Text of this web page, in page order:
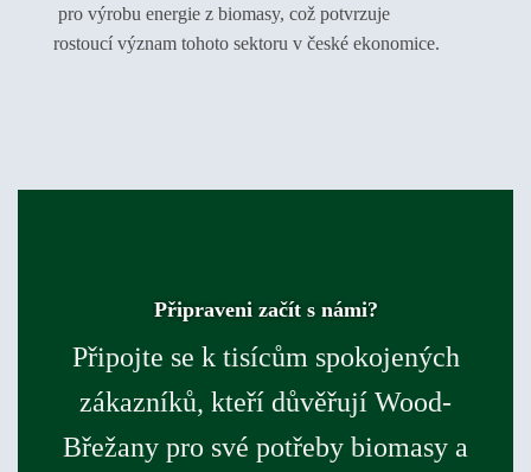
pro výrobu energie z biomasy, což potvrzuje
rostoucí význam tohoto sektoru v české ekonomice.
Připraveni začít s námi?
Připojte se k tisícům spokojených
zákazníků, kteří důvěřují Wood-
Břežany pro své potřeby biomasy a